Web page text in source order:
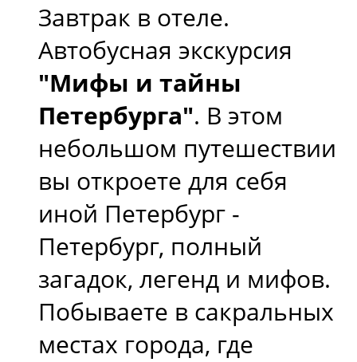
Завтрак в отеле.
Автобусная экскурсия
"Мифы и тайны
Петербурга". В этом
небольшом путешествии
вы откроете для себя
иной Петербург -
Петербург, полный
загадок, легенд и мифов.
Побываете в сакральных
местах города, где